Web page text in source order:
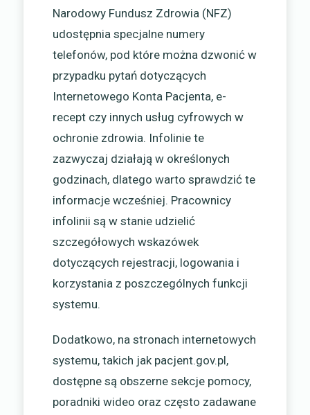
Narodowy Fundusz Zdrowia (NFZ)
udostępnia specjalne numery
telefonów, pod które można dzwonić w
przypadku pytań dotyczących
Internetowego Konta Pacjenta, e-
recept czy innych usług cyfrowych w
ochronie zdrowia. Infolinie te
zazwyczaj działają w określonych
godzinach, dlatego warto sprawdzić te
informacje wcześniej. Pracownicy
infolinii są w stanie udzielić
szczegółowych wskazówek
dotyczących rejestracji, logowania i
korzystania z poszczególnych funkcji
systemu.
Dodatkowo, na stronach internetowych
systemu, takich jak pacjent.gov.pl,
dostępne są obszerne sekcje pomocy,
poradniki wideo oraz często zadawane